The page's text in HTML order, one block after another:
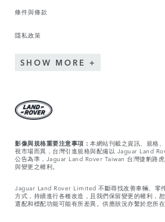
條件與條款
隱私政策
SHOW MORE
影像與規格重要注意事項： 本網站刊載之資訊、規格
視市場而異，台灣引進規格與配備以 Jaguar Land
公告為準，Jaguar Land Rover Taiwan 台灣捷豹路
與變更之權利。
Jaguar Land Rover Limited 不斷尋找改善車輛、零
方式，持續進行各種改造，且我們保留變更的權利，
選配和標配功能可能有所差異。供應狀況亦繫於您所